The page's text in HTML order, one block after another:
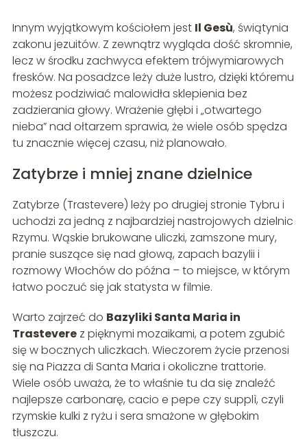
Innym wyjątkowym kościołem jest Il Gesù, świątynia
zakonu jezuitów. Z zewnątrz wygląda dość skromnie,
lecz w środku zachwyca efektem trójwymiarowych
fresków. Na posadzce leży duże lustro, dzięki któremu
możesz podziwiać malowidła sklepienia bez
zadzierania głowy. Wrażenie głębi i „otwartego
nieba” nad ołtarzem sprawia, że wiele osób spędza
tu znacznie więcej czasu, niż planowało.
Zatybrze i mniej znane dzielnice
Zatybrze (Trastevere) leży po drugiej stronie Tybru i
uchodzi za jedną z najbardziej nastrojowych dzielnic
Rzymu. Wąskie brukowane uliczki, zamszone mury,
pranie suszące się nad głową, zapach bazylii i
rozmowy Włochów do późna – to miejsce, w którym
łatwo poczuć się jak statysta w filmie.
Warto zajrzeć do Bazyliki Santa Maria in
Trasteverez pięknymi mozaikami, a potem zgubić
się w bocznych uliczkach. Wieczorem życie przenosi
się na Piazza di Santa Maria i okoliczne trattorie.
Wiele osób uważa, że to właśnie tu da się znaleźć
najlepsze carbonarę, cacio e pepe czy supplì, czyli
rzymskie kulki z ryżu i sera smażone w głębokim
tłuszczu.